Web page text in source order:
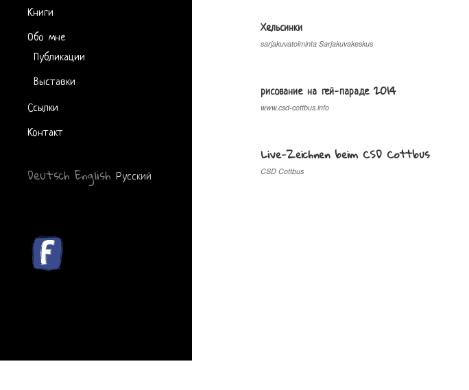
Книги
Обо мне
Публикации
Выставки
Ссылки
Контакт
Deutsch English Русский
Хeльсинки
sarjakuvatoiminta Sarjakuvakeskus
рисование на гей-параде 2014
www.csd-cottbus.info
Live-Zeichnen beim CSD Cottbus
CSD Cottbus